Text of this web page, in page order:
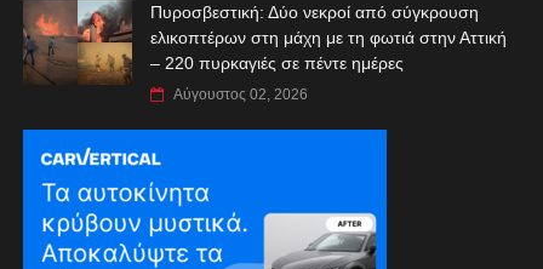
Πυροσβεστική: Δύο νεκροί από σύγκρουση
ελικοπτέρων στη μάχη με τη φωτιά στην Αττική
– 220 πυρκαγιές σε πέντε ημέρες
Αύγουστος 02, 2026